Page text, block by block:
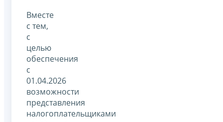
Вместе
с тем,
с
целью
обеспечения
с
01.04.2026
возможности
представления
налогоплательщиками